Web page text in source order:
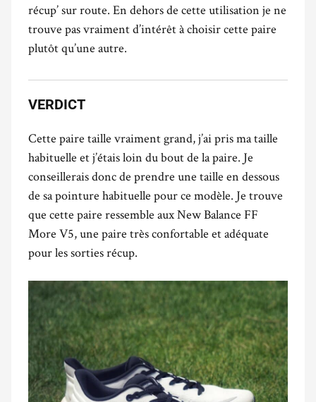
récup’ sur route. En dehors de cette utilisation je ne
trouve pas vraiment d’intérêt à choisir cette paire
plutôt qu’une autre.
VERDICT
Cette paire taille vraiment grand, j’ai pris ma taille
habituelle et j’étais loin du bout de la paire. Je
conseillerais donc de prendre une taille en dessous
de sa pointure habituelle pour ce modèle. Je trouve
que cette paire ressemble aux New Balance FF
More V5, une paire très confortable et adéquate
pour les sorties récup.